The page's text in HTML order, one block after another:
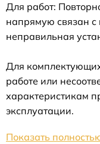
Для работ:
напрямую связан
неправильная
Для
работе или
характеристикам
эксплуатации.
Показать